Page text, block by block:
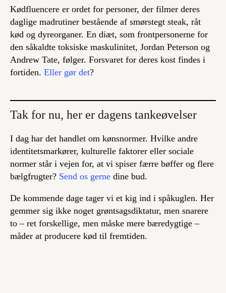
Kødfluencere er ordet for personer, der filmer deres
daglige madrutiner bestående af smørstegt steak, råt
kød og dyreorganer. En diæt, som frontpersonerne for
den såkaldte toksiske maskulinitet, Jordan Peterson og
Andrew Tate, følger. Forsvaret for deres kost findes i
fortiden. Eller gør det?
Tak for nu, her er dagens tankeøvelser
I dag har det handlet om kønsnormer. Hvilke andre
identitetsmarkører, kulturelle faktorer eller sociale
normer står i vejen for, at vi spiser færre bøffer og flere
bælgfrugter? Send os gerne dine bud.
De kommende dage tager vi et kig ind i spåkuglen. Her
gemmer sig ikke noget grøntsagsdiktatur, men snarere
to – ret forskellige, men måske mere bæredygtige –
måder at producere kød til fremtiden.